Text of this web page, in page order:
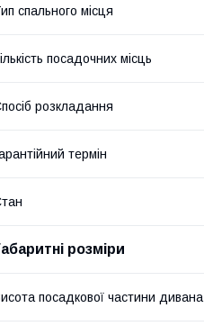
спального місця
посадочних місць
розкладання
термін
розміри
посадкової частини дивана